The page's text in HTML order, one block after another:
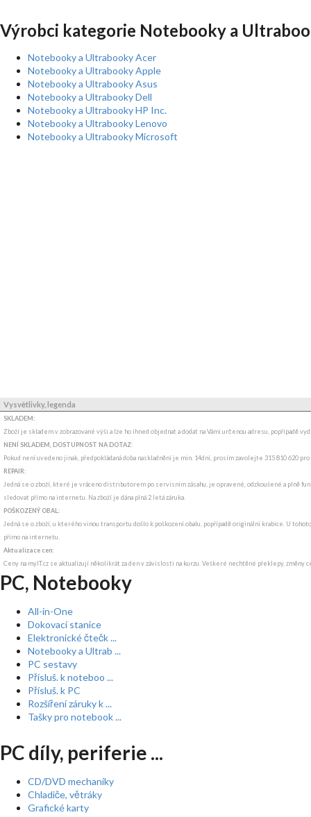
Výrobci kategorie Notebooky a
Notebooky a Ultrabooky Acer
Notebooky a Ultrabooky Apple
Notebooky a Ultrabooky Asus
Notebooky a Ultrabooky Dell
Notebooky a Ultrabooky HP Inc.
Notebooky a Ultrabooky Lenovo
Notebooky a Ultrabooky Microsoft
Vysvětlivky, legenda
SKLADEM:
Zboží je skladem v zobrazované výši a lze ho ihned objednat a dodat na Vámi určenou adresu, popřípadě
NENÍ SKLADEM, DOSTUPNOST NA DOTAZ:
Pokud není uvedeno jinak, předpokládaná doba naskladnění je min. 14dní, prosím zavolejte 315 810 620
REPAIR:
Jedná se o zboží, které je vráceno distributorem po servisním zásahu, je opravené, odzkoušené a plně
sledovat přímo na internetu. Na zboží je dána plná 2 letá záruka.
POŠKOZENÝ OBAL:
Jedná se o zboží, u kterého vinou transportu došlo k poškození obalu, popřípadě originální krabice. U
přímo na internetu.
Aktualizace cen:
Ceny na myIT.cz se aktualizují několikrát za den v závislosti na kurzu. Veškeré nechtěné překlepy, změny
PC, Notebooky
All-in-One
Dokovací stanice
Elektronické čtečk ...
Notebooky a Ultrab ...
PC sestavy
Přísluš. k noteboo ...
Přísluš. k PC
Rozšíření záruky k ...
Tašky pro notebook ...
PC díly, periferie ...
CD/DVD mechaniky
Chladiče, větráky
Grafické karty